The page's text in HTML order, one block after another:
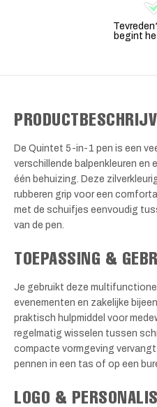
begint
De Quintet 5-in-1 pen is een
verschillende balpenkleuren en
één behuizing. Deze
rubberen grip voor een
met de schuifjes eenvoudig
van de pen.
TOEPASSING &
Je gebruikt deze
evenementen en zakelijke
praktisch hulpmiddel voor
regelmatig wisselen tussen
compacte vormgeving
pennen in een tas of op een
LOGO &